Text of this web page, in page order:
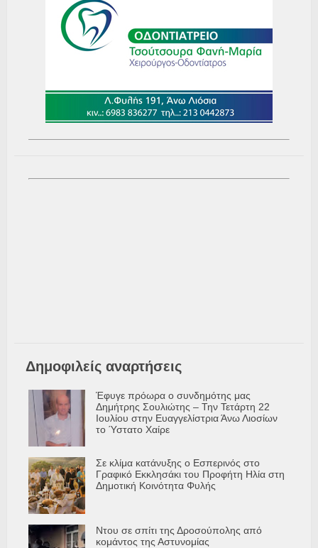
Δημοφιλείς αναρτήσεις
Έφυγε πρόωρα ο συνδημότης μας
Δημήτρης Σουλιώτης – Την Τετάρτη 22
Ιουλίου στην Ευαγγελίστρια Άνω Λιοσίων
το Ύστατο Χαίρε
Σε κλίμα κατάνυξης ο Εσπερινός στο
Γραφικό Εκκλησάκι του Προφήτη Ηλία στη
Δημοτική Κοινότητα Φυλής
Ντου σε σπίτι της Δροσούπολης από
κομάντος της Αστυνομίας